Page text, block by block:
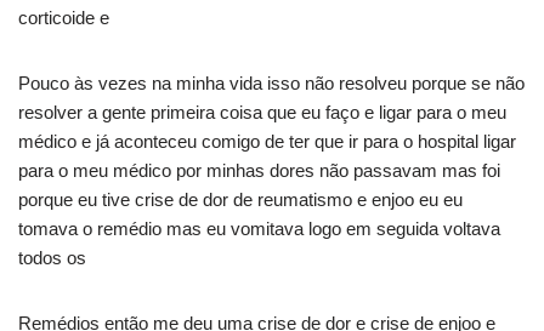
corticoide e
Pouco às vezes na minha vida isso não resolveu porque se não
resolver a gente primeira coisa que eu faço e ligar para o meu
médico e já aconteceu comigo de ter que ir para o hospital ligar
para o meu médico por minhas dores não passavam mas foi
porque eu tive crise de dor de reumatismo e enjoo eu eu
tomava o remédio mas eu vomitava logo em seguida voltava
todos os
Remédios então me deu uma crise de dor e crise de enjoo e